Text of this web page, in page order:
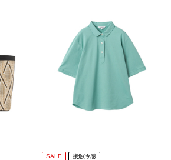
SALE 接触冷感